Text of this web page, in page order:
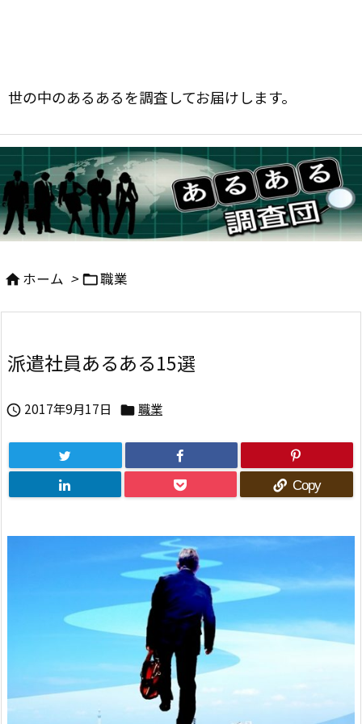
世の中のあるあるを調査してお届けします。
ホーム > 職業
派遣社員あるある15選
 2017年9月17日  職業
Copy